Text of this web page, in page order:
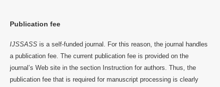
Publication fee
IJSSASSis a self-funded journal. For this reason, the journal handles
a publication fee. The current publication fee is provided on the
journal’s Web site in the section Instruction for authors. Thus, the
publication fee that is required for manuscript processing is clearly